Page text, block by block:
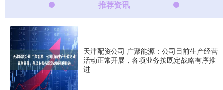
推荐资讯
天津配资公司 广聚能源：公司目前生产经营
活动正常开展，各项业务按既定战略有序推
进